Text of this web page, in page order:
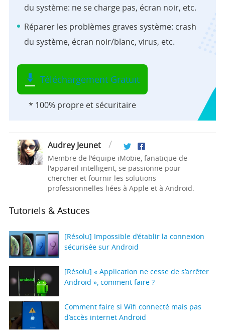
du système: ne se charge pas, écran noir, etc.
Réparer les problèmes graves système: crash
du système, écran noir/blanc, virus, etc.
Téléchargement Gratuit
* 100% propre et sécuritaire
Audrey Jeunet
Membre de l'équipe iMobie, fanatique de
l'appareil intelligent, se passionne pour
chercher et fournir les solutions
professionnelles liées à Apple et à Android.
Tutoriels & Astuces
[Résolu] Impossible d’établir la connexion
sécurisée sur Android
[Résolu] « Application ne cesse de s’arrêter
Android », comment faire ?
Comment faire si Wifi connecté mais pas
d’accès internet Android